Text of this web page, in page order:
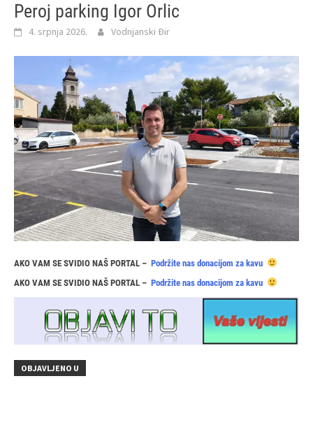
Peroj parking Igor Orlic
4. srpnja 2026. Vodnjanski Đir
AKO VAM SE SVIDIO NAŠ PORTAL – Podržite nas donacijom za kavu
AKO VAM SE SVIDIO NAŠ PORTAL – Podržite nas donacijom za kavu
OBJAVLJENO U